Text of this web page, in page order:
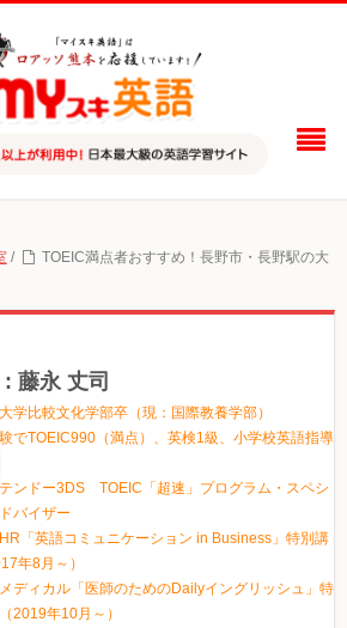
/
TOEIC満点者おすすめ！長野市・長野駅の大
藤永 丈司
学比較文化学部卒（現：国際教養学部）
でTOEIC990（満点）、英検1級、小学校英語指導
ンドー3DS TOEIC「超速」プログラム・スペシ
バイザー
「英語コミュニケーション in Business」特別講
年8月～）
ディカル「医師のためのDailyイングリッシュ」特
2019年10月～）